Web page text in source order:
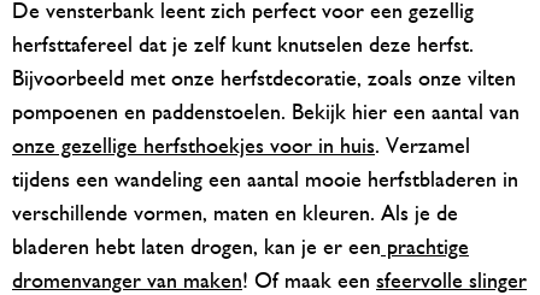
De vensterbank leent zich perfect voor een gezellig
herfsttafereel dat je zelf kunt knutselen deze herfst.
Bijvoorbeeld met onze herfstdecoratie, zoals onze vilten
pompoenen en paddenstoelen. Bekijk hier een aantal van
onze gezellige herfsthoekjes voor in huis. Verzamel
tijdens een wandeling een aantal mooie herfstbladeren in
verschillende vormen, maten en kleuren. Als je de
bladeren hebt laten drogen, kan je er een prachtige
dromenvanger van maken! Of maak een sfeervolle slinger